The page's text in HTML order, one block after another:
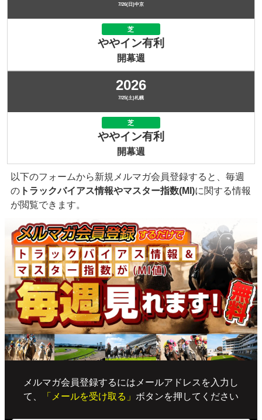
7/26(日)中京
芝
ややイン有利
開幕週
2026
7/25(土)札幌
芝
ややイン有利
開幕週
以下のフォームから新規メルマガ会員登録すると、毎週
の トラックバイアス情報やマスター指数(MI)に関する情報
が閲覧できます。
メルマガ会員登録するにはメールアドレスを入力し
て、
「メールを受け取る」 ボタンを押してください